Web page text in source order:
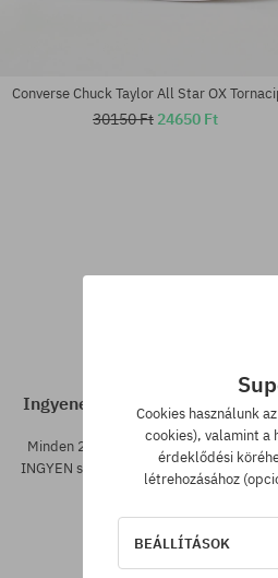
36; 36.5; 37; 37.5; 38; 39; 39.5; 42; 42.5;
Converse Chuck Taylor All Star OX
30150 Ft 24650 Ft
Ingyenes szállítás 25 000 Ft-tól
Minden 25 000 Ft. feletti megrendelést
INGYEN szállítunk GLS átvételi
Cookies használunk
cookies), valamint a
érdeklődési
létrehozásához
BEÁLLÍTÁSOK